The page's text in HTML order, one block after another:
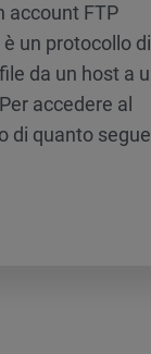
account FTP
un protocollo di
da un host a
accedere al
di quanto